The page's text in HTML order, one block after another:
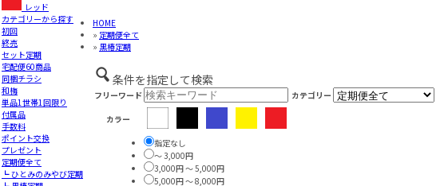
レッド
カテゴリーから探す
初回
終売
セット定期
宅配便60商品
同梱チラシ
和梅
単品1世帯1回限り
付属品
手数料
ポイント交換
プレゼント
定期便全て
┗ ひとみのみやび定期
HOME
» 定期便全て
» 黒椿定期
条件を指定して検索
フリーワード
カテゴリー
カラー
指定なし
～ 3,000円
3,000円 ～ 5,000円
5,000円 ～ 8,000円